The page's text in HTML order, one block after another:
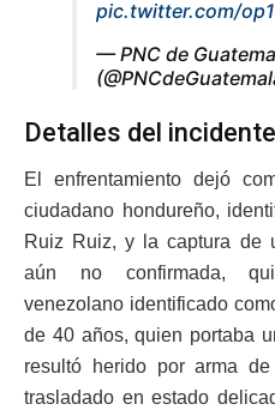
pic.twitter.com/
— PNC de
Detalles del incidente
El enfrentamiento dejó
ciudadano hondureño,
Ruiz Ruiz, y la captura de
aún no confirmada,
venezolano identificado
de 40 años, quien portaba
resultó herido por arma
trasladado en estado